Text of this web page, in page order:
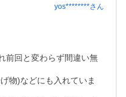
yos********さん
前回と変わらず間違い無
物)などにも入れていま